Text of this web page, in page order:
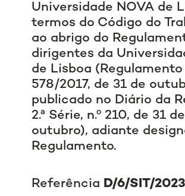
Universidade NOVA de
termos do Código do
ao abrigo do
dirigentes da
de Lisboa (Regulamento
578/2017, de 31 de
publicado no Diário da
2.ª Série, n.º 210, de 31 de
outubro), adiante
Regulamento.
Referência D/6/SIT/2023